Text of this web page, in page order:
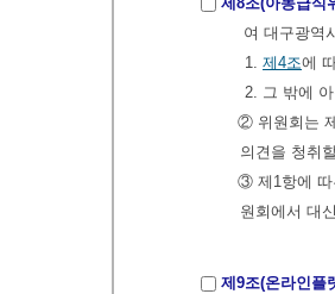
여 대구광역
1. 제4조에
2. 그 밖에
② 위원회는
의견을 청취
③ 제1항에
원회에서 대
제9조(온라인플